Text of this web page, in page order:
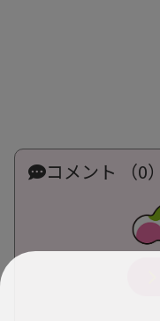
コメント （0）